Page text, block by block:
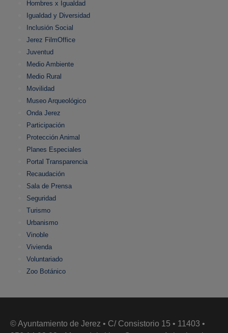
Hombres x Igualdad
Igualdad y Diversidad
Inclusión Social
Jerez FilmOffice
Juventud
Medio Ambiente
Medio Rural
Movilidad
Museo Arqueológico
Onda Jerez
Participación
Protección Animal
Planes Especiales
Portal Transparencia
Recaudación
Sala de Prensa
Seguridad
Turismo
Urbanismo
Vinoble
Vivienda
Voluntariado
Zoo Botánico
© Ayuntamiento de Jerez • C/ Consistorio 15 • 11403 •